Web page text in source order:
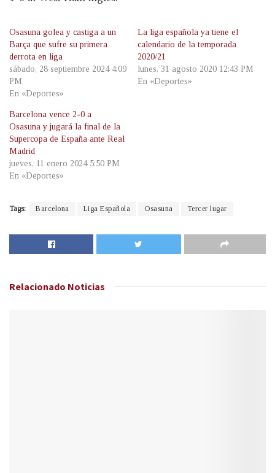
Osasuna golea y castiga a un
Barça que sufre su primera
derrota en liga
sábado, 28 septiembre 2024 4:09
PM
En «Deportes»
La liga española ya tiene el
calendario de la temporada
2020/21
lunes, 31 agosto 2020 12:43 PM
En «Deportes»
Barcelona vence 2-0 a
Osasuna y jugará la final de la
Supercopa de España ante Real
Madrid
jueves, 11 enero 2024 5:50 PM
En «Deportes»
Tags: Barcelona Liga Española Osasuna Tercer lugar
Relacionado Noticias